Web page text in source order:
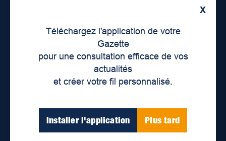
X
Téléchargez l'application de votre
Gazette
pour une consultation efficace de vos
actualités
et créer votre fil personnalisé.
Installer l'application Plus tard
Lieux de distribution